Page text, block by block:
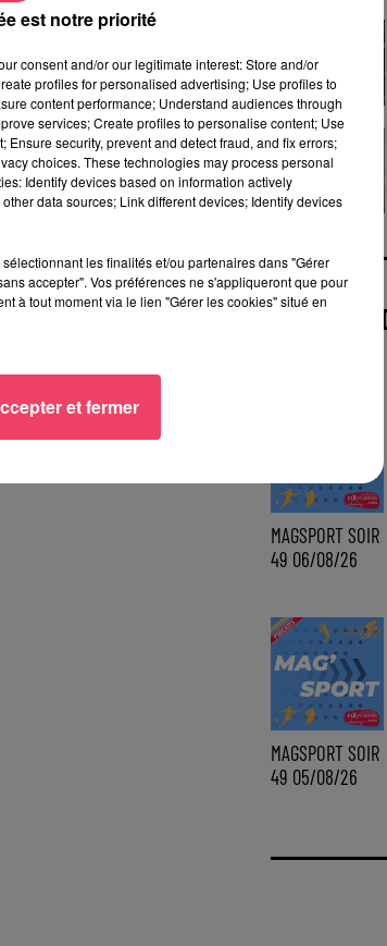
AUTRES
MAGSPORT SOIR
49 06/08/26
MAGSPORT SOIR
49 05/08/26
est notre priorité
consent and/or our legitimate interest: Store and/or
profiles for personalised advertising; Use profiles to
content performance; Understand audiences through
services; Create profiles to personalise content; Use
security, prevent and detect fraud, and fix errors;
choices. These technologies may process personal
Identify devices based on information actively
data sources; Link different devices; Identify devices
les finalités et/ou partenaires dans "Gérer
accepter". Vos préférences ne s'appliqueront que pour
à tout moment via le lien "Gérer les cookies" situé en
et fermer